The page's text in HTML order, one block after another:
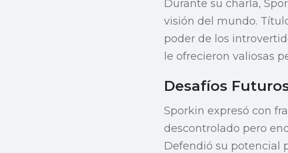
Durante su charla,
visión del mundo.
poder de los
le ofrecieron valiosas
Desafíos
Sporkin expresó con
descontrolado pero
Defendió su potencial